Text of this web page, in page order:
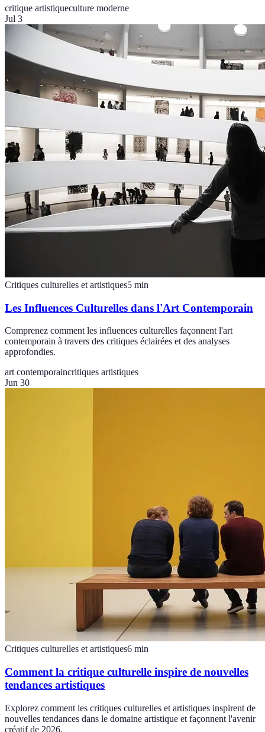
critique artistiqueculture moderne
Jul 3
Critiques culturelles et artistiques5 min
Les Influences Culturelles dans l'Art Contemporain
Comprenez comment les influences culturelles façonnent l'art
contemporain à travers des critiques éclairées et des analyses
approfondies.
art contemporaincritiques artistiques
Jun 30
Critiques culturelles et artistiques6 min
Comment la critique culturelle inspire de nouvelles
tendances artistiques
Explorez comment les critiques culturelles et artistiques inspirent de
nouvelles tendances dans le domaine artistique et façonnent l'avenir
créatif de 2026.